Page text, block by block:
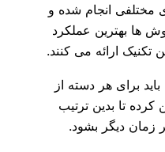
مختلفی انجام شده و
ها بهترین عملکرد
تکنیک ارائه می کنند.
برای هر دسته از
تا بدین ترتیب
دیگر بشود.